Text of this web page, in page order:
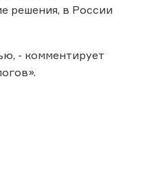
решения, в России
- комментирует